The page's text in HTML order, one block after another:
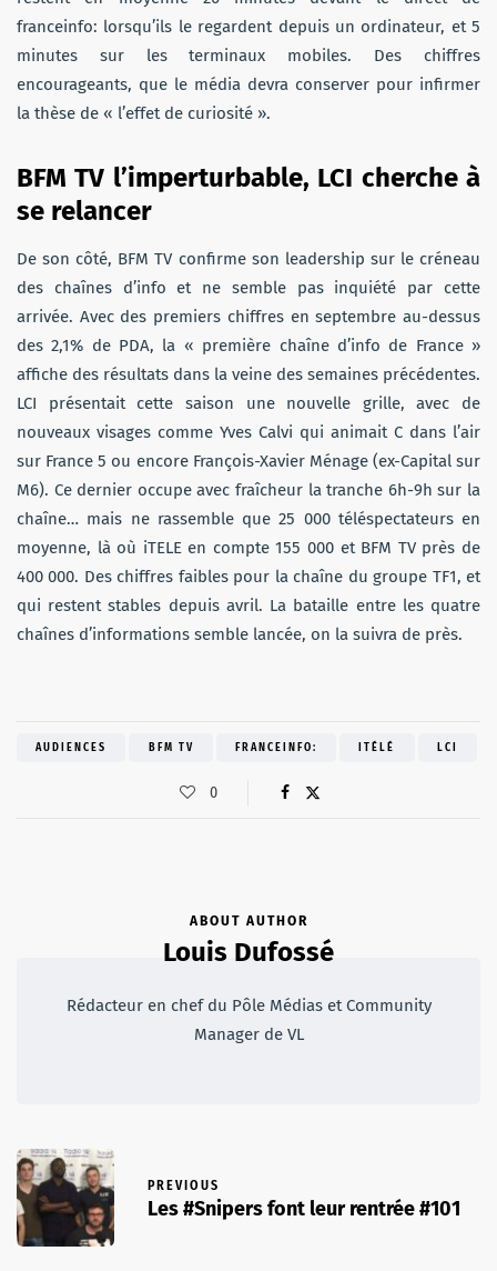
franceinfo: lorsqu’ils le regardent depuis un ordinateur, et 5
minutes sur les terminaux mobiles. Des chiffres
encourageants, que le média devra conserver pour infirmer
la thèse de « l’effet de curiosité ».
BFM TV l’imperturbable, LCI cherche à
se relancer
De son côté, BFM TV confirme son leadership sur le créneau
des chaînes d’info et ne semble pas inquiété par cette
arrivée. Avec des premiers chiffres en septembre au-dessus
des 2,1% de PDA, la « première chaîne d’info de France »
affiche des résultats dans la veine des semaines précédentes.
LCI présentait cette saison une nouvelle grille, avec de
nouveaux visages comme Yves Calvi qui animait C dans l’air
sur France 5 ou encore François-Xavier Ménage (ex-Capital sur
M6). Ce dernier occupe avec fraîcheur la tranche 6h-9h sur la
chaîne… mais ne rassemble que 25 000 téléspectateurs en
moyenne, là où iTELE en compte 155 000 et BFM TV près de
400 000. Des chiffres faibles pour la chaîne du groupe TF1, et
qui restent stables depuis avril. La bataille entre les quatre
chaînes d’informations semble lancée, on la suivra de près.
AUDIENCES BFM TV FRANCEINFO: ITÉLÉ LCI
0
ABOUT AUTHOR
Louis Dufossé
Rédacteur en chef du Pôle Médias et Community
Manager de VL
PREVIOUS
Les #Snipers font leur rentrée #101